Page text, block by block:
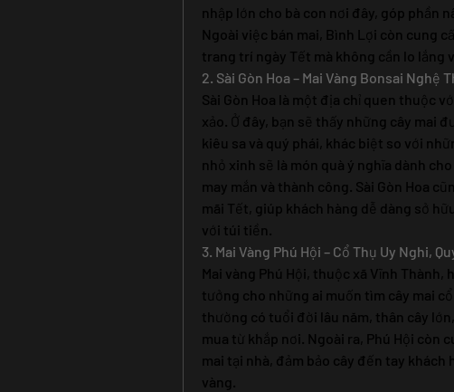
nhập lớn cho bà con nơi đây, góp phần
Ngoài việc bán mai, Bình Lợi còn cung
trang trí ngày Tết mà không cần lo lắng
2. Sài Gòn Hoa – Mai Vàng Bonsai Nghệ
Sài Gòn Hoa là một địa chỉ quen thuộc
xảo. Ở đây, bạn sẽ thấy những cây mai
kiêu sa và quý phái, khác biệt so với
nhỏ xinh sẽ là món quà ý nghĩa dành
may mắn và thành công. Sài Gòn Hoa
mãi Tết, giúp khách hàng dễ dàng sở
với túi tiền.
3. Mai Vàng Phú Hội – Cổ Thụ Uy Nghi,
Mai vàng Phú Hội, thuộc xã Vĩnh
tưởng cho những ai muốn tìm cây mai
thường có tuổi đời lâu năm, thân cây
mua từ khắp nơi. Ngoài ra, Phú Hội còn
mai tại nhà, đảm bảo cây đến tay
vàng.